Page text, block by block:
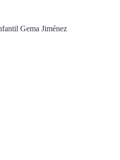
Gema Jiménez